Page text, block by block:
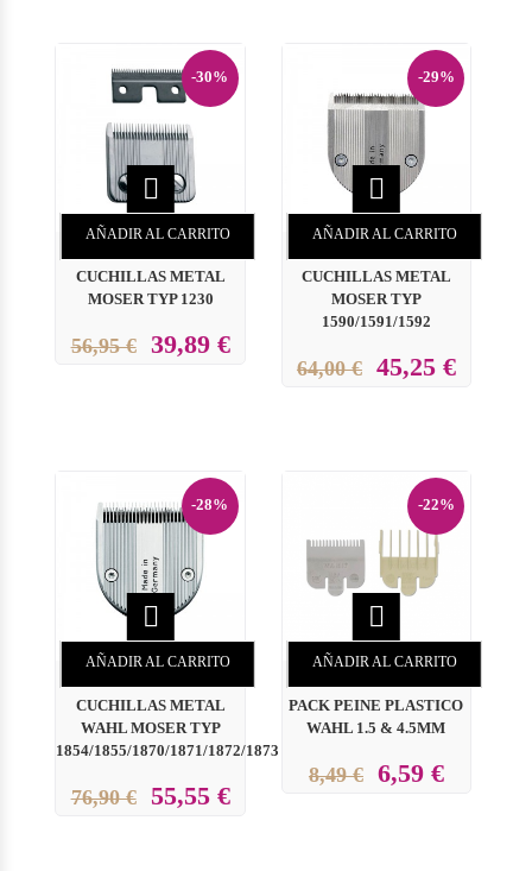
-30%

AÑADIR AL CARRITO
CUCHILLAS METAL
MOSER TYP 1230
56,95 € 39,89 €
-29%

AÑADIR AL CARRITO
CUCHILLAS METAL
MOSER TYP
1590/1591/1592
64,00 € 45,25 €
-28%

AÑADIR AL CARRITO
CUCHILLAS METAL
WAHL MOSER TYP
1854/1855/1870/1871/1872/1873
76,90 € 55,55 €
-22%

AÑADIR AL CARRITO
PACK PEINE PLASTICO
WAHL 1.5 & 4.5MM
8,49 € 6,59 €